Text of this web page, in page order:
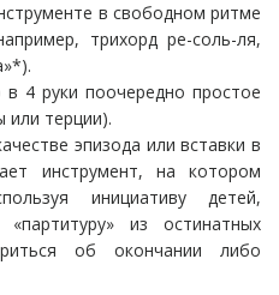
в свободном ритме
трихорд ре-соль-ля,
4 руки поочередно простое
или терции).
эпизода или вставки в
инструмент, на котором
инициативу детей,
из остинатных
об окончании либо